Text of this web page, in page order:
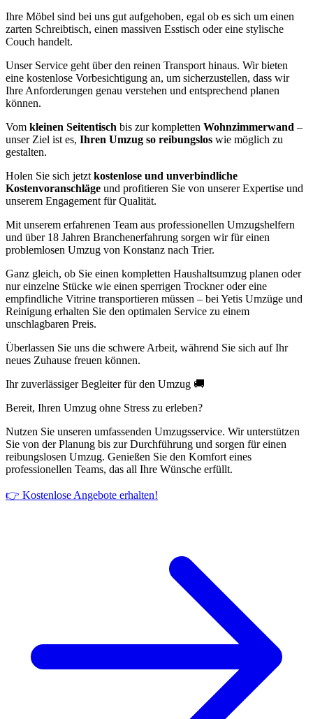
Ihre Möbel sind bei uns gut aufgehoben, egal ob es sich um einen
zarten Schreibtisch, einen massiven Esstisch oder eine stylische
Couch handelt.
Unser Service geht über den reinen Transport hinaus. Wir bieten
eine kostenlose Vorbesichtigung an, um sicherzustellen, dass wir
Ihre Anforderungen genau verstehen und entsprechend planen
können.
Vom kleinen Seitentisch bis zur kompletten Wohnzimmerwand –
unser Ziel ist es, Ihren Umzug so reibungslos wie möglich zu
gestalten.
Holen Sie sich jetzt kostenlose und unverbindliche
Kostenvoranschläge und profitieren Sie von unserer Expertise und
unserem Engagement für Qualität.
Mit unserem erfahrenen Team aus professionellen Umzugshelfern
und über 18 Jahren Branchenerfahrung sorgen wir für einen
problemlosen Umzug von Konstanz nach Trier.
Ganz gleich, ob Sie einen kompletten Haushaltsumzug planen oder
nur einzelne Stücke wie einen sperrigen Trockner oder eine
empfindliche Vitrine transportieren müssen – bei Yetis Umzüge und
Reinigung erhalten Sie den optimalen Service zu einem
unschlagbaren Preis.
Überlassen Sie uns die schwere Arbeit, während Sie sich auf Ihr
neues Zuhause freuen können.
Ihr zuverlässiger Begleiter für den Umzug 🚚
Bereit, Ihren Umzug ohne Stress zu erleben?
Nutzen Sie unseren umfassenden Umzugsservice. Wir unterstützen
Sie von der Planung bis zur Durchführung und sorgen für einen
reibungslosen Umzug. Genießen Sie den Komfort eines
professionellen Teams, das all Ihre Wünsche erfüllt.
👉 Kostenlose Angebote erhalten!